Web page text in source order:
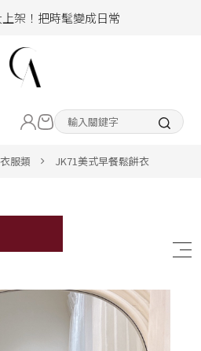
架！把時髦變成日常
Happy to 2026
上架！把時髦變成日常
衣服類 JK71美式早餐鬆餅衣